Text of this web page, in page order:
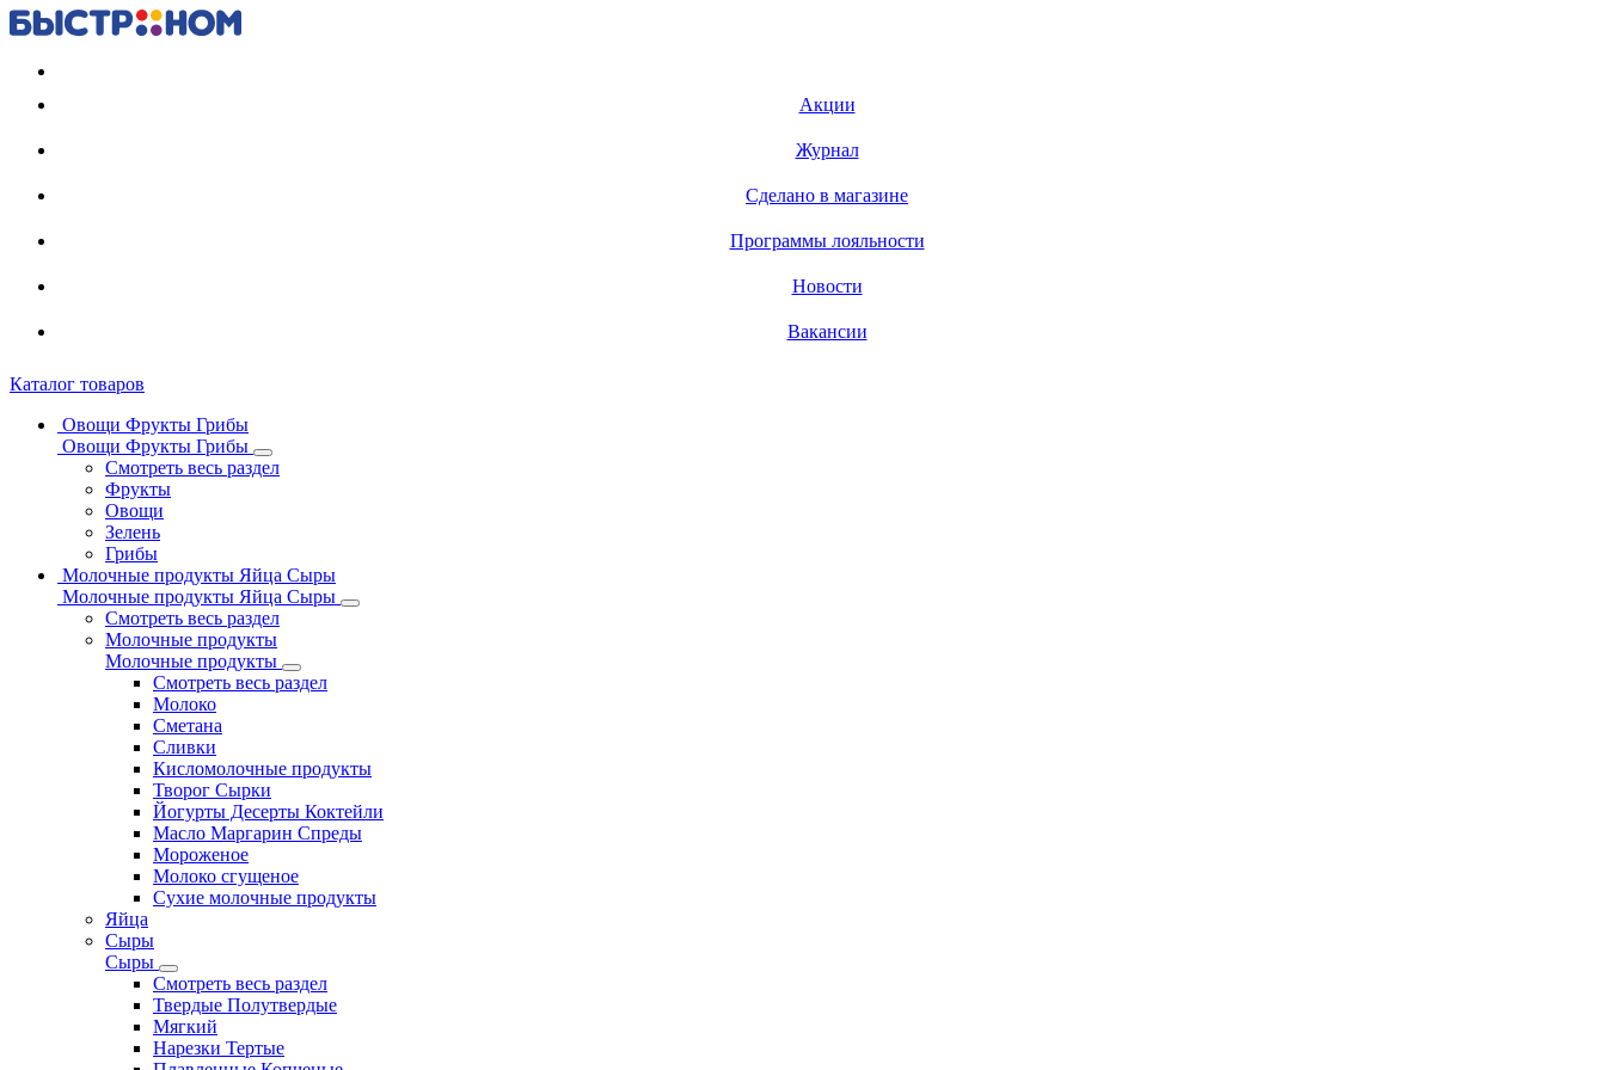
Акции
Журнал
Сделано в магазине
Программы лояльности
Новости
Вакансии
Каталог товаров
Овощи Фрукты Грибы
Овощи Фрукты Грибы
Смотреть весь раздел
Фрукты
Овощи
Зелень
Грибы
Молочные продукты Яйца Сыры
Молочные продукты Яйца Сыры
Смотреть весь раздел
Молочные продукты
Молочные продукты
Смотреть весь раздел
Молоко
Сметана
Сливки
Кисломолочные продукты
Творог Сырки
Йогурты Десерты Коктейли
Масло Маргарин Спреды
Мороженое
Молоко сгущеное
Сухие молочные продукты
Яйца
Сыры
Сыры
Смотреть весь раздел
Твердые Полутвердые
Мягкий
Нарезки Тертые